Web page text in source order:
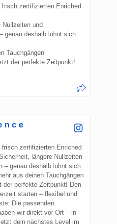
zertifizierten Enriched
Nullzeiten und
genau deshalb lohnt sich
Tauchgängen
der perfekte Zeitpunkt!
n c e